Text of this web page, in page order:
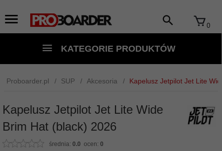
0
KATEGORIE PRODUKTÓW
Proboarder.pl SUP Akcesoria Kapelusz Jetpilot Jet Lite
Kapelusz Jetpilot Jet Lite Wide
Brim Hat (black) 2026
średnia: 0.0 ocen: 0